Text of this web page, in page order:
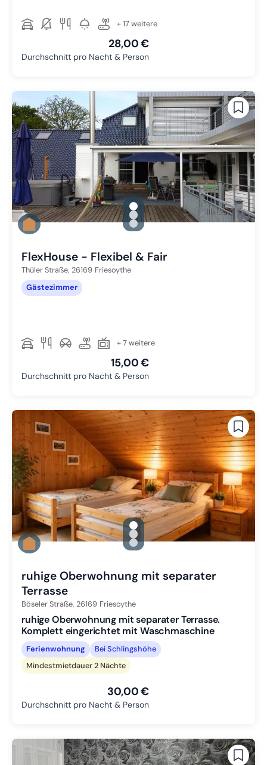
+ 17 weitere
28,00 €
Durchschnitt pro Nacht & Person
gallery.slide_selector
Zu Slide 1 wechseln
Zu Slide 2 wechseln
Zu Slide 3 wechseln
FlexHouse - Flexibel & Fair
Thüler Straße, 26169 Friesoythe
Gästezimmer
+ 7 weitere
15,00 €
Durchschnitt pro Nacht & Person
gallery.slide_selector
Zu Slide 1 wechseln
Zu Slide 2 wechseln
Zu Slide 3 wechseln
ruhige Oberwohnung mit separater
Terrasse
Böseler Straße, 26169 Friesoythe
ruhige Oberwohnung mit separater Terrasse.
Komplett eingerichtet mit Waschmaschine
Ferienwohnung
Bei Schlingshöhe
Mindestmietdauer 2 Nächte
30,00 €
Durchschnitt pro Nacht & Person